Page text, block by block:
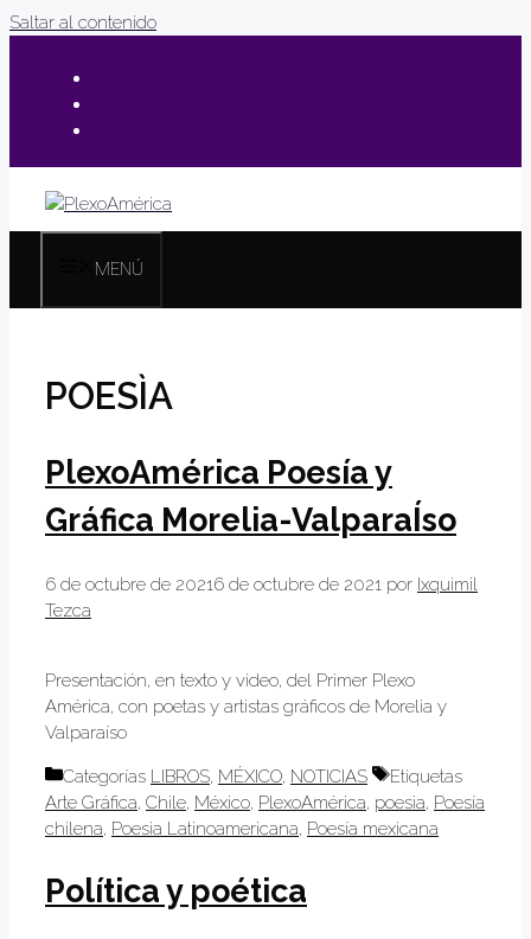
Saltar al contenido
MENÚ
POESÌA
PlexoAmérica Poesía y
Gráfica Morelia-ValparaÍso
6 de octubre de 20216 de octubre de 2021 por Ixquimil
Tezca
Presentación, en texto y video, del Primer Plexo
América, con poetas y artistas gráficos de Morelia y
Valparaíso
Categorías LIBROS, MÉXICO, NOTICIAS
Etiquetas
Arte Gráfica, Chile, México, PlexoAmérica, poesìa, Poesía
chilena, Poesia Latinoamericana, Poesía mexicana
Política y poética